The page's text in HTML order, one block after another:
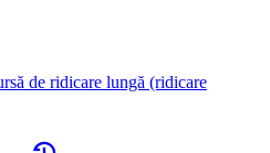
de ridicare lungă (ridicare